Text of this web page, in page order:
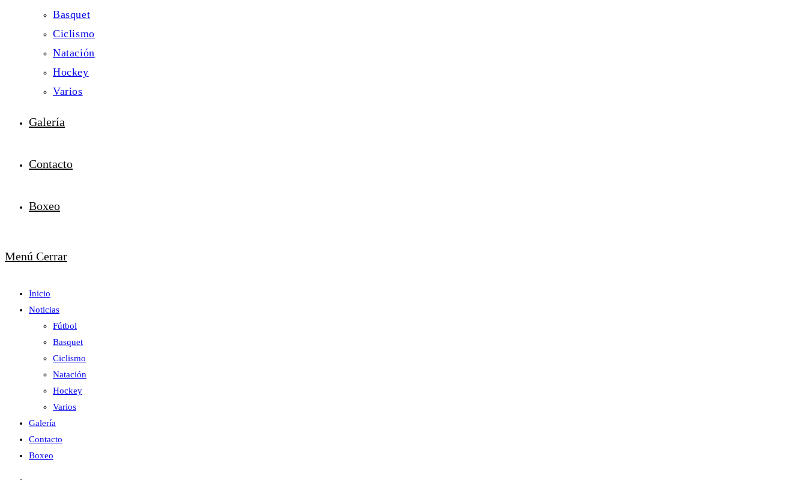
Basquet
Ciclismo
Natación
Hockey
Varios
Galería
Contacto
Boxeo
Menú Cerrar
Inicio
Noticias
Fútbol
Basquet
Ciclismo
Natación
Hockey
Varios
Galería
Contacto
Boxeo